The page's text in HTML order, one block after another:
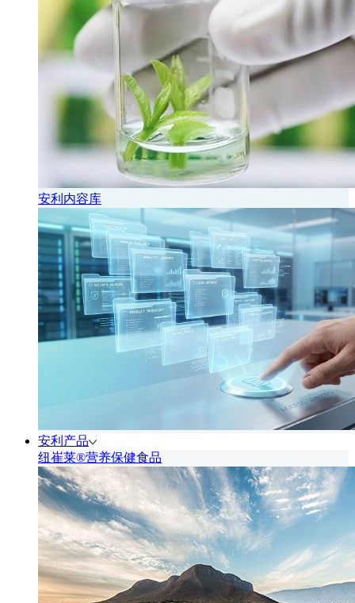
安利内容库
安利产品
纽崔莱®营养保健食品